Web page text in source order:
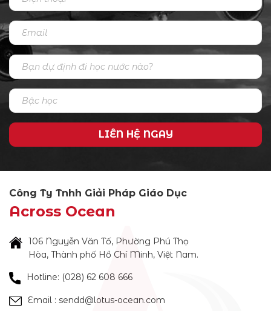
LIÊN HỆ NGAY
Công Ty Tnhh Giải Pháp Giáo Dục
Across Ocean
106 Nguyễn Văn Tố, Phường Phú Thọ
Hòa, Thành phố Hồ Chí Minh, Việt Nam.
Hotline: (028) 62 608 666
Email : sendd@lotus-ocean.com